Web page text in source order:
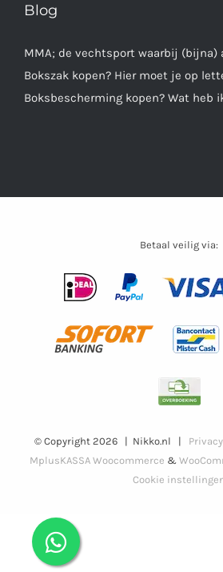
Blog
MMA; de vechtsport waarbij (bijna)
Bokszak kopen? Hier moet je op
Boksbescherming kopen? Wat heb
Betaal veilig via:
© Copyright 2026 | Nikko.nl |
MplusKASSA Woocommerce &
Cookie